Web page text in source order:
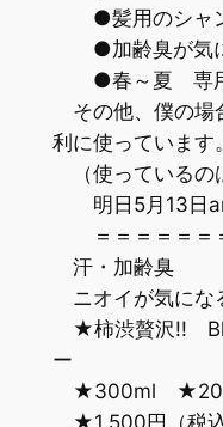
●髪用のシャ
●加齢臭が気
●春～夏 専
その他、僕の場
利に使っています。
（使っているの
明日5月13日
＝＝＝＝＝＝
汗・加齢臭
ニオイが気にな
★柿渋贅沢!!
ー
★300ml ★200
★1,500円（税